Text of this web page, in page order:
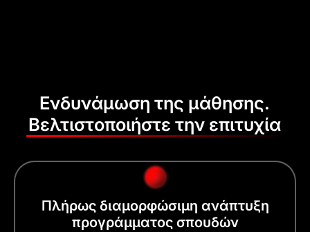
Ενδυνάμωση της μάθησης.
Βελτιστοποιήστε την επιτυχία
Πλήρως διαμορφώσιμη ανάπτυξη
προγράμματος σπουδών